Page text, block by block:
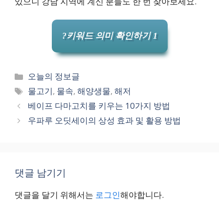
?키워드 의미 확인하기 1
카
테
리
오늘의 정보글
태
그
물고기, 물속,해양생물,해저
베이프 다마고치를 키우는 10가지 방법
우파루 오딧세이의 상성 효과 및 활용 방법
댓글 남기기
댓글을 달기 위해서는 로그인해야합니다.